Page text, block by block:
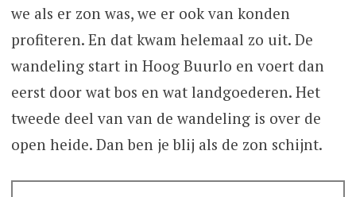
we als er zon was, we er ook van konden
profiteren. En dat kwam helemaal zo uit. De
wandeling start in Hoog Buurlo en voert dan
eerst door wat bos en wat landgoederen. Het
tweede deel van van de wandeling is over de
open heide. Dan ben je blij als de zon schijnt.